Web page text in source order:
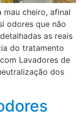
mau cheiro, afinal
odores que não
as reais
do tratamento
Lavadores de
dos